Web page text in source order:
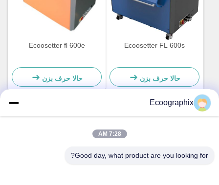
Ecoosetter FL 600s
حالا حرف بزن
Ecoosetter fl 600e
حالا حرف بزن
آدرس
Ecoographix
7:28 AM
Good day, what product are you looking for?